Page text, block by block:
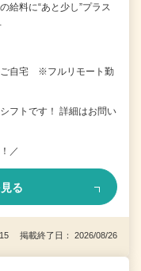
給料に“あと少し”プラス
ご自宅 ※フルリモート勤
フトです！ 詳細はお問い
／
る
掲載終了日： 2026/08/26